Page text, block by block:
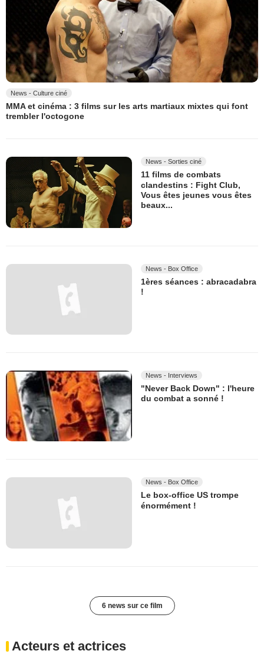
News - Culture ciné
MMA et cinéma : 3 films sur les arts martiaux mixtes qui font
trembler l'octogone
News - Sorties ciné
11 films de combats
clandestins : Fight Club,
Vous êtes jeunes vous êtes
beaux...
News - Box Office
1ères séances : abracadabra
!
News - Interviews
"Never Back Down" : l'heure
du combat a sonné !
News - Box Office
Le box-office US trompe
énormément !
6 news sur ce film
Acteurs et actrices